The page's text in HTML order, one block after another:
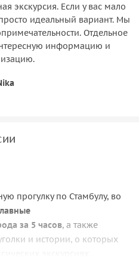
экскурсия. Если у вас мало
идеальный вариант. Мы
Отдельное
информацию и
прогулку по Стамбулу, во
за 5 часов, а также
и истории, о которых